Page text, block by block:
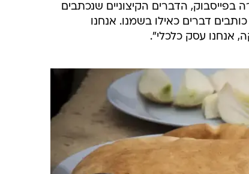
הדברים הקיצוניים שנכתבים
דברים כאילו בשמנו. אנחנו
אנחנו עסק כלכלי".